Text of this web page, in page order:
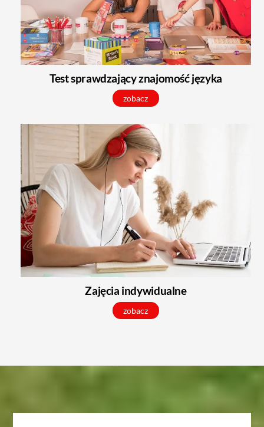
Test sprawdzający znajomość języka
zobacz
Zajęcia indywidualne
zobacz